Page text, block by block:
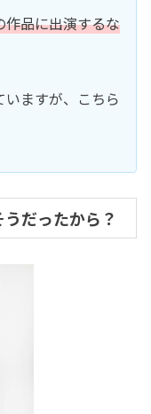
作品に出演するな
いますが、こちら
だったから？